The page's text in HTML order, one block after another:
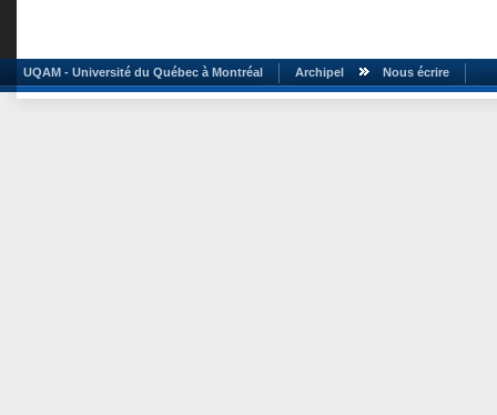
UQAM - Université du Québec à Montréal Archipel Nous écrire